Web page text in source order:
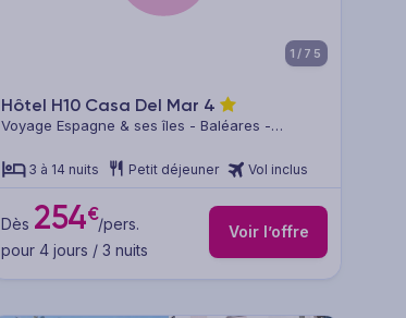
1/75
Hôtel H10 Casa Del Mar 4
Voyage Espagne & ses îles - Baléares -
3 à 14 nuits Petit déjeuner Vol inclus
Dès 254€/pers.
pour 4 jours / 3 nuits
Voir l’offre